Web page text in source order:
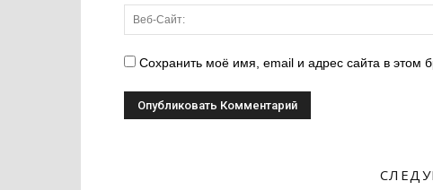
Сохранить моё имя, email и адрес сайта в этом